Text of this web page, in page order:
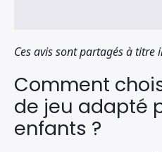
Ces avis sont partagés à
Comment
de jeu adapté
enfants ?